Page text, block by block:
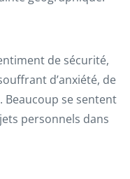
de sécurité,
d’anxiété, de
Beaucoup se sentent
personnels dans